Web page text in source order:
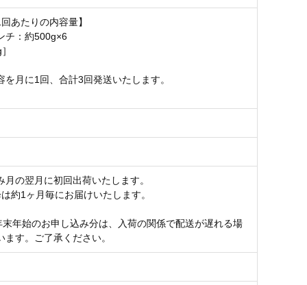
回あたりの内容量】
チ：約500g×6
月に1回、合計3回発送いたします。
月の翌月に初回出荷いたします。
約1ヶ月毎にお届けいたします。
年始のお申し込み分は、入荷の関係で配送が遅れる場
ます。ご了承ください。